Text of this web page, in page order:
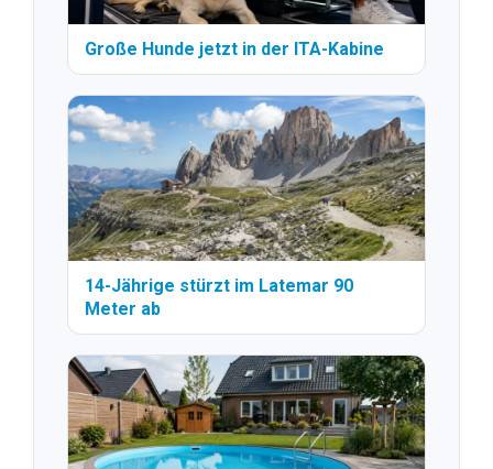
Große Hunde jetzt in der ITA-Kabine
14-Jährige stürzt im Latemar 90
Meter ab